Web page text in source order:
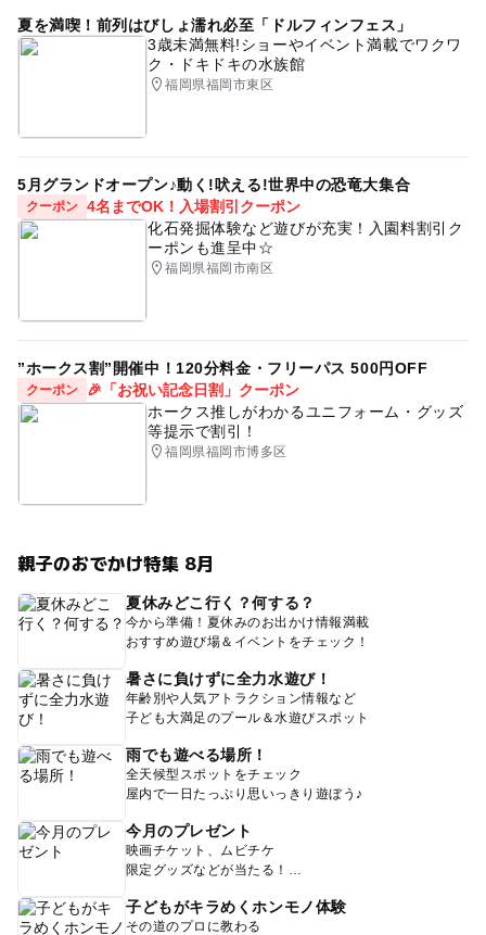
夏を満喫！前列はびしょ濡れ必至「ドルフィンフェス」
3歳未満無料!ショーやイベント満載でワクワ
ク・ドキドキの水族館
福岡県福岡市東区
5月グランドオープン♪動く!吠える!世界中の恐竜大集合
クーポン 4名までOK！入場割引クーポン
化石発掘体験など遊びが充実！入園料割引ク
ーポンも進呈中☆
福岡県福岡市南区
”ホークス割”開催中！120分料金・フリーパス 500円OFF
クーポン
🎉「お祝い記念日割」クーポン
ホークス推しがわかるユニフォーム・グッズ
等提示で割引！
福岡県福岡市博多区
親子のおでかけ特集 8月
夏休みどこ行く？何する？
今から準備！夏休みのお出かけ情報満載
おすすめ遊び場＆イベントをチェック！
暑さに負けずに全力水遊び！
年齢別や人気アトラクション情報など
子ども大満足のプール＆水遊びスポット
雨でも遊べる場所！
全天候型スポットをチェック
屋内で一日たっぷり思いっきり遊ぼう♪
今月のプレゼント
映画チケット、ムビチケ
限定グッズなどが当たる！
子どもがキラめくホンモノ体験
その道のプロに教わる